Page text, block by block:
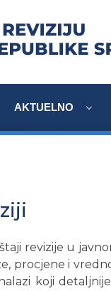
AKTUELNO
revizije u
procjene i
koji